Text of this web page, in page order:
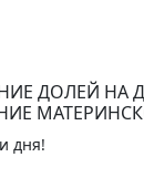
ДОЛЕЙ НА
дня!